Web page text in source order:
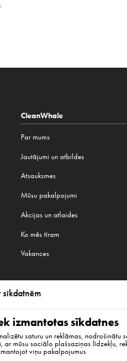
sīkdatnēm
izmantotas sīkdatnes
saturu un reklāmas,
ar mūsu sociālo plašsaziņas līdzekļu,
viņu pakalpojumus
CleanWhale
Par mums
Jautājumi un atbildes
Atsauksmes
Mūsu pakalpojumi
Akcijas un atlaides
Ko mēs tīram
Vakances
Plzeň, Bratislava , Ņujorka
Aplokciema iela 18-12,Rīga,